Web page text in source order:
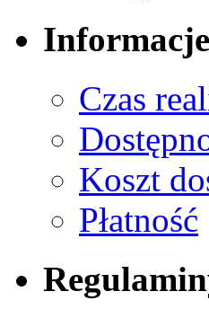
Informacje
Czas
Koszt
Płatność